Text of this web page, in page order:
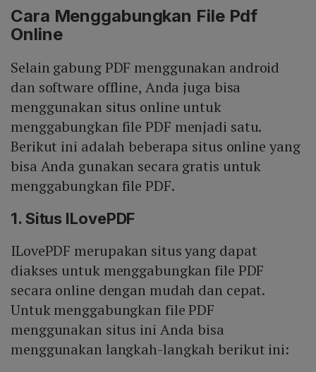
Cara Menggabungkan File Pdf
Online
Selain gabung PDF menggunakan android
dan software offline, Anda juga bisa
menggunakan situs online untuk
menggabungkan file PDF menjadi satu.
Berikut ini adalah beberapa situs online yang
bisa Anda gunakan secara gratis untuk
menggabungkan file PDF.
1. Situs ILovePDF
ILovePDF merupakan situs yang dapat
diakses untuk menggabungkan file PDF
secara online dengan mudah dan cepat.
Untuk menggabungkan file PDF
menggunakan situs ini Anda bisa
menggunakan langkah-langkah berikut ini: